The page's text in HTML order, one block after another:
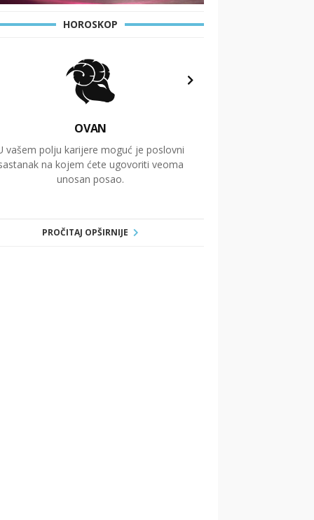
HOROSKOP
OVAN
vašem polju karijere moguć je poslovni
na kojem ćete ugovoriti veoma
unosan posao.
PROČITAJ OPŠIRNIJE